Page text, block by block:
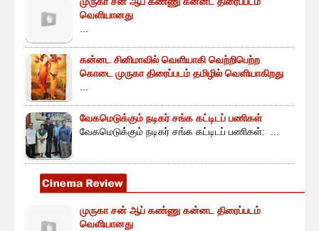
வெளியானது
...
கன்னட சினிமாவில் வெளியாகி வெற்றிபெற்ற
கொடை முருகா திரைப்படம் தமிழில் வெளியாகிறது
...
வேகமெடுக்கும் நடிகர் சங்க கட்டிடப் பணிகள்
வேகமெடுக்கும் நடிகர் சங்க கட்டிடப் பணிகள்: ...
முருகா சன் ஆப் கண்ணு கன்னட திரைப்படம்
வெளியானது